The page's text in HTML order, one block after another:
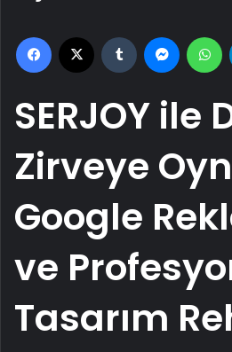
Facebook Tumblr
SERJOY ile
Zirveye
Google
ve
Tasarım